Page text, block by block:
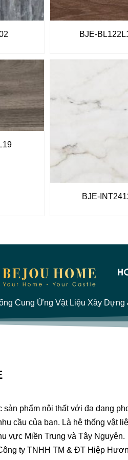
BJE-
BJE-
Cung Ứng Vật Liệu Xây
sản phẩm nội thất với đa dạng
cầu của bạn. Là hệ thống vật
vực Miền Trung và Tây Nguyên.
ty TNHH TM & ĐT Hiệp